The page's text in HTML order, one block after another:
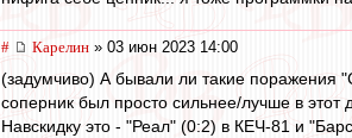
# Карелин » 03 июн 2023 14:00
(задумчиво) А бывали ли такие поражения
соперник был просто сильнее/лучше в
Навскидку это - "Реал" (0:2) в КЕЧ-81 и